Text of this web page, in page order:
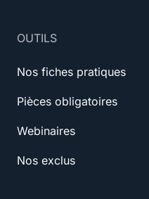
OUTILS
Nos fiches pratiques
Pièces obligatoires
Webinaires
Nos exclus